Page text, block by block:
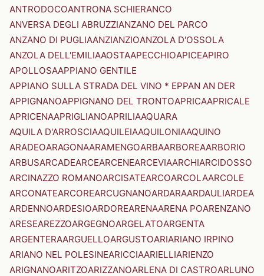
ANTRODOCOANTRONA SCHIERANCO
ANVERSA DEGLI ABRUZZIANZANO DEL PARCO
ANZANO DI PUGLIAANZIANZIOANZOLA D'OSSOLA
ANZOLA DELL'EMILIAAOSTAAPECCHIOAPICEAPIRO
APOLLOSAAPPIANO GENTILE
APPIANO SULLA STRADA DEL VINO * EPPAN AN DER
APPIGNANOAPPIGNANO DEL TRONTOAPRICAAPRICALE
APRICENAAPRIGLIANOAPRILIAAQUARA
AQUILA D'ARROSCIAAQUILEIAAQUILONIAAQUINO
ARADEOARAGONAARAMENGOARBAARBOREAARBORIO
ARBUSARCADEARCEARCENEARCEVIAARCHIARCIDOSSO
ARCINAZZO ROMANOARCISATEARCOARCOLAARCOLE
ARCONATEARCOREARCUGNANOARDARAARDAULIARDEA
ARDENNOARDESIOARDOREARENAARENA POARENZANO
ARESEAREZZOARGEGNOARGELATOARGENTA
ARGENTERAARGUELLOARGUSTOARIARIANO IRPINO
ARIANO NEL POLESINEARICCIAARIELLIARIENZO
ARIGNANOARITZOARIZZANOARLENA DI CASTROARLUNO